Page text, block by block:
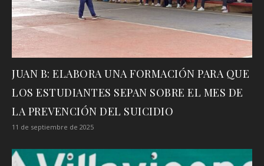
JUAN B: ELABORA UNA FORMACIÓN PARA QUE
LOS ESTUDIANTES SEPAN SOBRE EL MES DE
LA PREVENCIÓN DEL SUICIDIO
11 de septiembre de 2025